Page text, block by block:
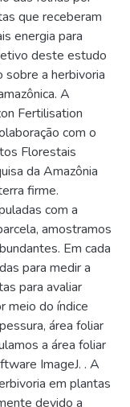
que receberam
energia para
deste estudo
a herbivoria
A
Fertilisation
com o
Florestais
da Amazônia
firme.
com a
amostramos
Em cada
para medir a
para avaliar
meio do índice
área foliar
a área foliar
ImageJ. . A
em plantas
devido a